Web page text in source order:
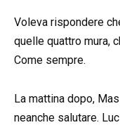
Voleva rispondere
quelle quattro mura,
Come sempre.
La mattina dopo,
neanche salutare.